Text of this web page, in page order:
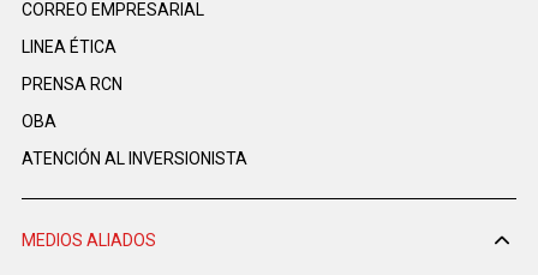
CORREO EMPRESARIAL
LINEA ÉTICA
PRENSA RCN
OBA
ATENCIÓN AL INVERSIONISTA
MEDIOS ALIADOS